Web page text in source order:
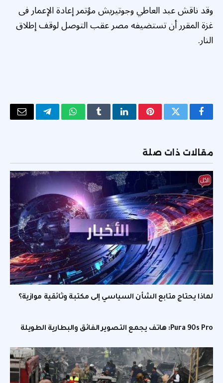
وقد ناقش عبد العاطي وجوتيريش مؤتمر إعادة الإعمار فى
غزة المقرر أن تستضيفه مصر عقب التوصل لوقف إطلاق
النار.
فيسبوكتويتر بينتيريستلينكدإنTumblrواتسابتيلقرامالبريد
مقالات ذات صلة
لماذا يحتاج متابع الشأن السياسي إلى مكتبة وثائقية موازية؟
Pura 90s Pro: هاتف يجمع التصوير الفائق والبطارية الطويلة